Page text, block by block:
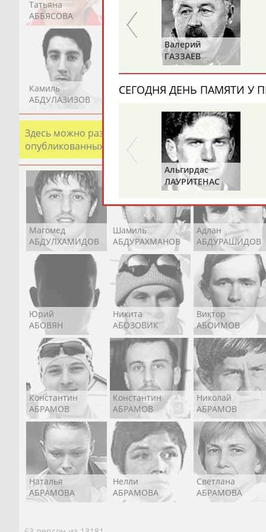
Татьяна
АББЯСОВА
АБДИКАРИМОВА
Артур
АБДРАХМАНОВ
Камиль
АБДУЛАЗИЗОВ
Загалав
АБДУЛБЕКОВ
Камалудин
Здесь можно разместить информацию о хорошо
опубликованных записях. Страна должна знать
Магомед
АБДУЛХАМИДОВ
Шамиль
АБДУРАХМАНОВ
Адлан
АБДУРАШИДОВ
Юрий
АБОВЯН
Никита
АБОЗОВИК
Виктор
АБОИМОВ
Константин
АБРАМОВ
Константин
АБРАМОВ
Николай
АБРАМОВ
Наталья
АБРАМОВА
Нелли
АБРАМОВА
Светлана
АБРАМОВА
Валерий
ИЛЬИНЫХ
Валерий
ГАЗЗАЕВ
СЕГОДНЯ ДЕНЬ ПАМЯТИ У
Альгирдас
ЛАУРИТЕНАС